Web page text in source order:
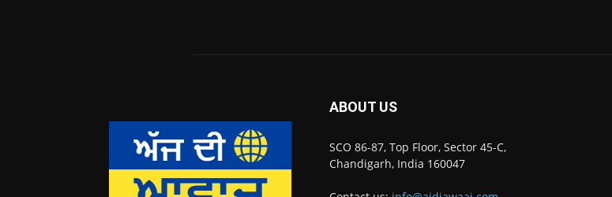
ABOUT US
SCO 86-87, Top Floor, Sector 45-C,
Chandigarh, India 160047